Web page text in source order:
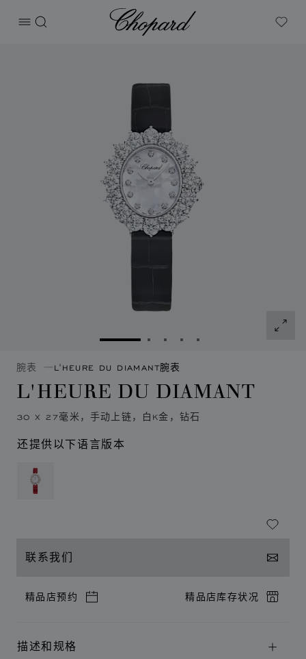
打开菜单
搜索
Chopard
My
转到幻灯片 1转到幻灯片 2
转到幻灯片 3
转到幻灯片 4
转到幻灯片 5
腕表 L'HEURE DU DIAMANT腕表
L'HEURE DU DIAMANT
30 X 27毫米，手动上链，白K金，钻石
还提供以下语言版本
联系我们
精品店预约 精品店库存状况
描述和规格